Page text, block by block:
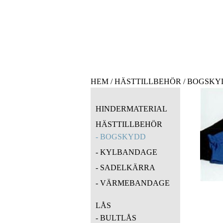
HEM /HÄSTTILLBEHÖR /
HINDERMATERIAL
HÄSTTILLBEHÖR
BOGSKYDD
KYLBANDAGE
SADELKÄRRA
VÄRMEBANDAGE
LÅS
BULTLÅS